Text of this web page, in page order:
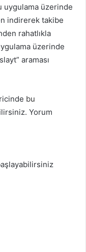
uygulama üzerinde
indirerek takibe
rahatlıkla
üzerinde
araması
bu
Yorum